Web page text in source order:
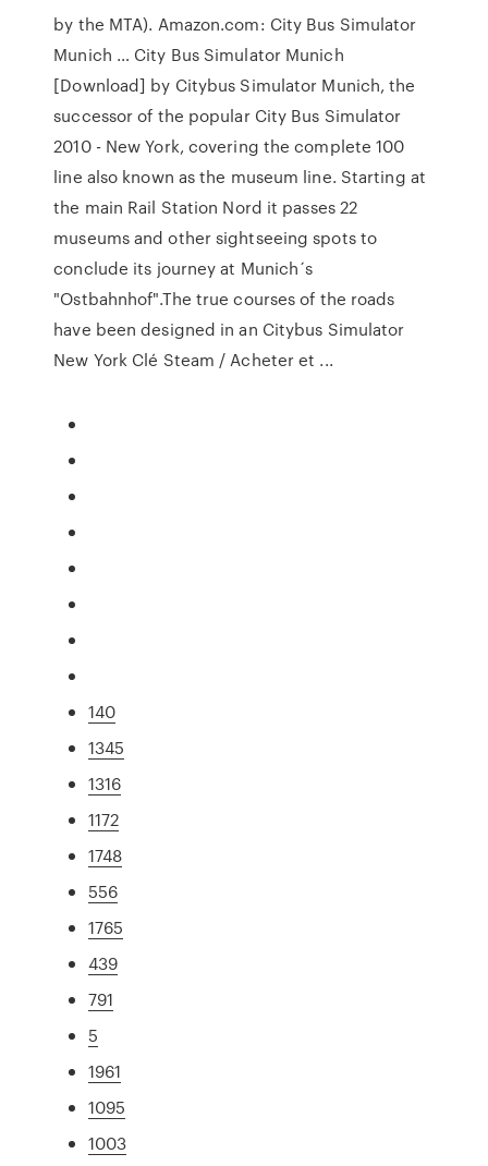
by the MTA). Amazon.com: City Bus Simulator
Munich … City Bus Simulator Munich
[Download] by Citybus Simulator Munich, the
successor of the popular City Bus Simulator
2010 - New York, covering the complete 100
line also known as the museum line. Starting at
the main Rail Station Nord it passes 22
museums and other sightseeing spots to
conclude its journey at Munich´s
"Ostbahnhof".The true courses of the roads
have been designed in an Citybus Simulator
New York Clé Steam / Acheter et ...
140
1345
1316
1172
1748
556
1765
439
791
5
1961
1095
1003